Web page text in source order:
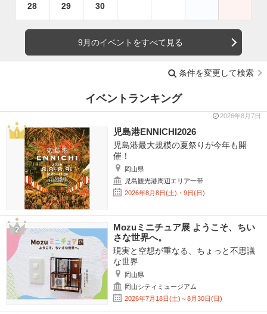
28 29 30
9月のイベントをすべて見る
条件を変更して検索
イベントランキング
2026年8月7日
児島港ENNICHI2026
児島港最大規模の夏祭りが今年も開
催！
岡山県
児島観光港周辺エリア一帯
2026年8月8日(土)・9日(日)
Mozuミニチュア展 ようこそ、ちい
さな世界へ。
現実と空想が重なる、ちょっと不思議
な世界
岡山県
岡山シティミュージアム
2026年7月18日(土)～8月30日(日)